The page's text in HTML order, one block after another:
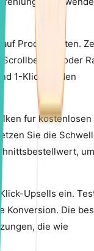
Produktseiten.
oder
1-Klick „In den
fur kostenlosen
Sie die
um
Upsells ein.
Konversion. Die
die wie